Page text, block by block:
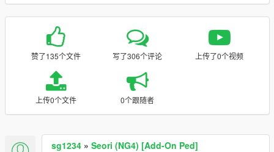
赞了135个文件 写了306个评论 上传了0个视频
上传0个文件 0个跟随者
sg1234 » Seori (NG4) [Add-On Ped]